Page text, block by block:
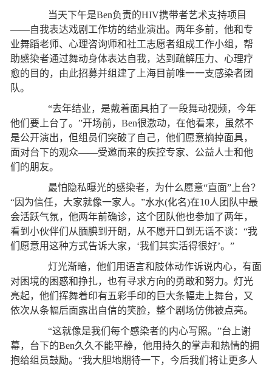
当天下午是Ben负责的HIV携带者艺术支持项目
——自我表达戏剧工作坊的结业演出。两年多前，他和专
业舞蹈老师、心理咨询师和社工志愿者组成工作小组，帮
助感染者通过舞动身体表达自我，达到疏解压力、心理疗
愈的目的，由此招募并组建了上海目前唯一一支感染者团
队。
“去年结业，是戴着面具拍了一段舞动视频，今年
他们要上台了。”开场前，Ben很激动，在他看来，虽然不
是公开演出，但组员们突破了自己，他们愿意摘掉面具，
面对台下的观众——受邀而来的疾控专家、公益人士和他
们的朋友。
最怕隐私曝光的感染者，为什么愿意“直面”上台？
“因为信任，大家就像一家人。”水水(化名)在10人团队中最
会活跃气氛，他两年前确诊，这个团队他也参加了两年，
看到小伙伴们从腼腆到开朗，从不愿开口到无话不谈：“我
们愿意用这种方式告诉大家，‘我们其实活得很好’。”
灯光渐暗，他们用语言和肢体动作诉说内心，有面
对困境的困惑和挣扎，也有寻求方向的勇敢和努力。灯光
亮起，他们挥舞着印有五彩手印的巨大条幅走上舞台，又
依次从条幅后面露出自信的笑脸，整个剧场仿佛被点亮。
“这就像是我们每个感染者的内心写照。”台上谢
幕，台下的Ben久久不能平静，他用持久的掌声和热情的拥
抱给组员鼓励。“我大胆地期待一下，今后我们将让更多人